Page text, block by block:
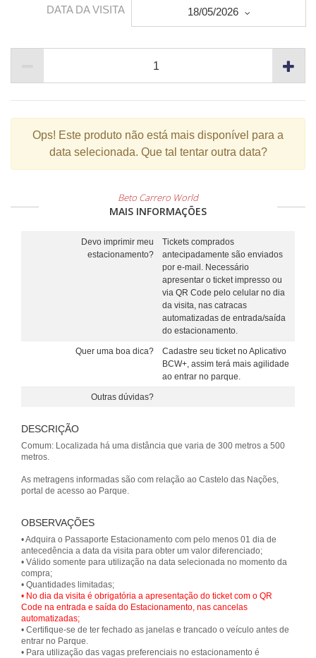
DATA DA VISITA 18/05/2026
Ops! Este produto não está mais disponível para a
data selecionada. Que tal tentar outra data?
Beto Carrero World
MAIS INFORMAÇÕES
Devo imprimir meu
estacionamento?
Tickets comprados
antecipadamente são enviados
por e-mail. Necessário
apresentar o ticket impresso ou
via QR Code pelo celular no dia
da visita, nas catracas
automatizadas de entrada/saída
do estacionamento.
Quer uma boa dica?
Cadastre seu ticket no Aplicativo
BCW+, assim terá mais agilidade
ao entrar no parque.
Outras dúvidas?
DESCRIÇÃO
Comum: Localizada há uma distância que varia de 300 metros a 500
metros.
As metragens informadas são com relação ao Castelo das Nações,
OBSERVAÇÕES
• Adquira o Passaporte Estacionamento com pelo menos 01 dia de
antecedência a data da visita para obter um valor diferenciado;
• Válido somente para utilização na data selecionada no momento da
compra;
• No dia da visita é obrigatória a apresentação do ticket com o QR
Code na entrada e saída do Estacionamento, nas cancelas
automatizadas;
• Certifique-se de ter fechado as janelas e trancado o veículo antes de
entrar no Parque.
• Para utilização das vagas preferenciais no estacionamento é